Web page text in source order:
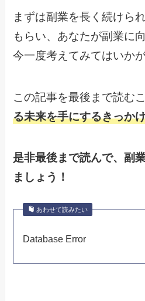
まずは副業を長く続けら
もらい、あなたが副業に
今一度考えてみてはいか
この記事を最後まで読む
る未来を手にするきっか
是非最後まで読んで、副
ましょう！
あわせて読みたい
Database Error